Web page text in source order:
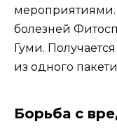
болезней
Гуми.
из одного
Борьба с